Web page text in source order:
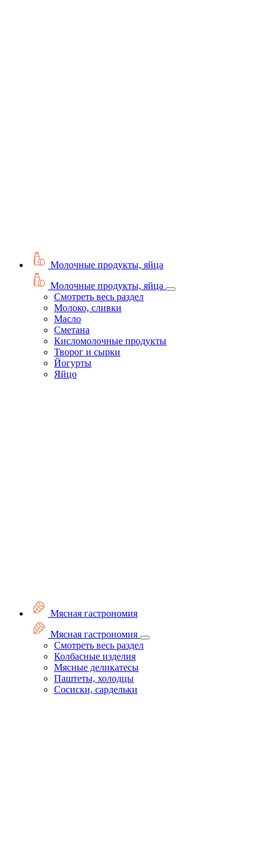
Молочные продукты, яйца
Молочные продукты, яйца
Смотреть весь раздел
Молоко, сливки
Масло
Сметана
Кисломолочные продукты
Творог и сырки
Йогурты
Яйцо
Мясная гастрономия
Мясная гастрономия
Смотреть весь раздел
Колбасные изделия
Мясные деликатесы
Паштеты, холодцы
Сосиски, сардельки